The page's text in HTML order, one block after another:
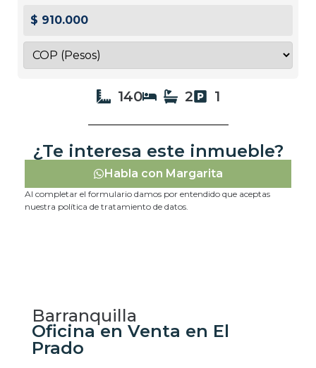
$ 910.000
140 2 1
¿Te interesa este inmueble?
Habla con Margarita
Al completar el formulario damos por entendido que aceptas
nuestra política de tratamiento de datos.
Barranquilla
Oficina en Venta en El
Prado